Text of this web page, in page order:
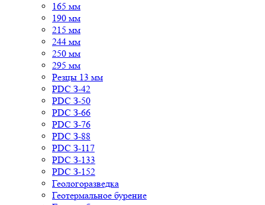
165 мм
190 мм
215 мм
244 мм
250 мм
295 мм
Резцы 13 мм
PDC З-42
PDC З-50
PDC З-66
PDC З-76
PDC З-88
PDC З-117
PDC З-133
PDC З-152
Геологоразведка
Геотермальное бурение